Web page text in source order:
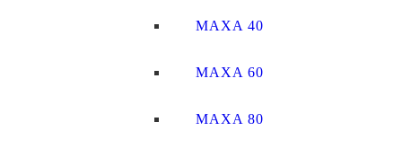
MAXA 40
MAXA 60
MAXA 80